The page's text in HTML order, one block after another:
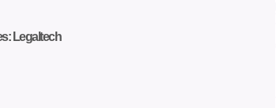
Legaltech